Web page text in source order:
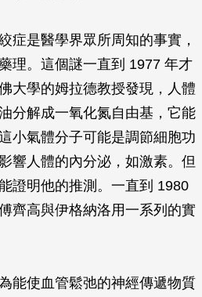
症是醫學界眾所周知的事實，
理。這個謎一直到 1977 年才
大學的姆拉德教授發現，人體
分解成一氧化氮自由基，它能
小氣體分子可能是調節細胞功
響人體的內分泌，如激素。但
證明他的推測。一直到 1980
齊高與伊格納洛用一系列的實
能使血管鬆弛的神經傳遞物質